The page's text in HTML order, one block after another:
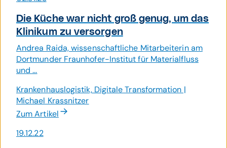
Die Küche war nicht groß genug, um das
Klinikum zu versorgen
Andrea Raida, wissenschaftliche Mitarbeiterin am
Dortmunder Fraunhofer-Institut für Materialfluss
und ...
Krankenhauslogistik, Digitale Transformation |
Michael Krassnitzer
Zum Artikel
19.12.22